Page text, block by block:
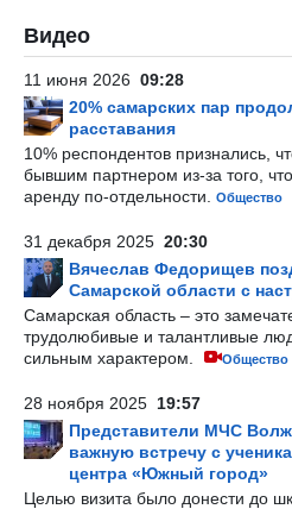
Видео
11 июня 2026 09:28
20% самарских пар
расставания
10% респондентов признались,
бывшим партнером из-за того,
аренду по-отдельности.
Общество
31 декабря 2025 20:30
Вячеслав Федорищев
Самарской области с
Самарская область – это
трудолюбивые и талантливые
сильным характером.
Общество
28 ноября 2025 19:57
Представители МЧС
важную встречу с
центра «Южный город»
Целью визита было донести до